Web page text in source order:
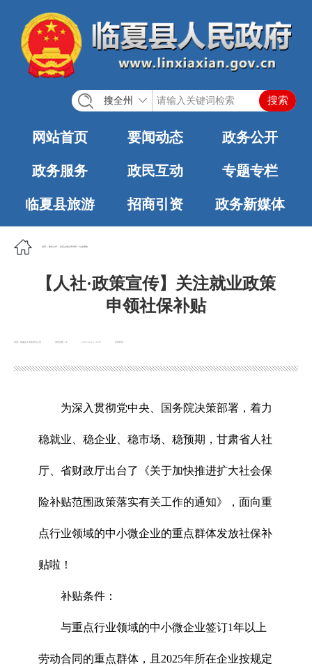
搜全州
网站首页 要闻动态 政务公开
政务服务 政民互动 专题专栏
临夏县旅游 招商引资 政务新媒体
首页 政务公开 法定主动公开内容 社会保险
【人社·政策宣传】关注就业政策
申领社保补贴
来源：临夏县人民政府办公室 浏览次数： 发布时间：
2025-12-13 16:30
为深入贯彻党中央、国务院决策部署，着力
稳就业、稳企业、稳市场、稳预期，甘肃省人社
厅、省财政厅出台了《关于加快推进扩大社会保
险补贴范围政策落实有关工作的通知》，面向重
点行业领域的中小微企业的重点群体发放社保补
贴啦！
补贴条件：
与重点行业领域的中小微企业签订1年以上
劳动合同的重点群体，且2025年所在企业按规定